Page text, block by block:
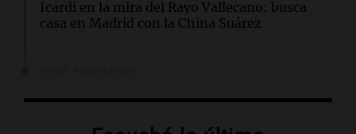
Icardi en la mira del Rayo Vallecano: busca
casa en Madrid con la China Suárez
China Suárez se muda a Madrid